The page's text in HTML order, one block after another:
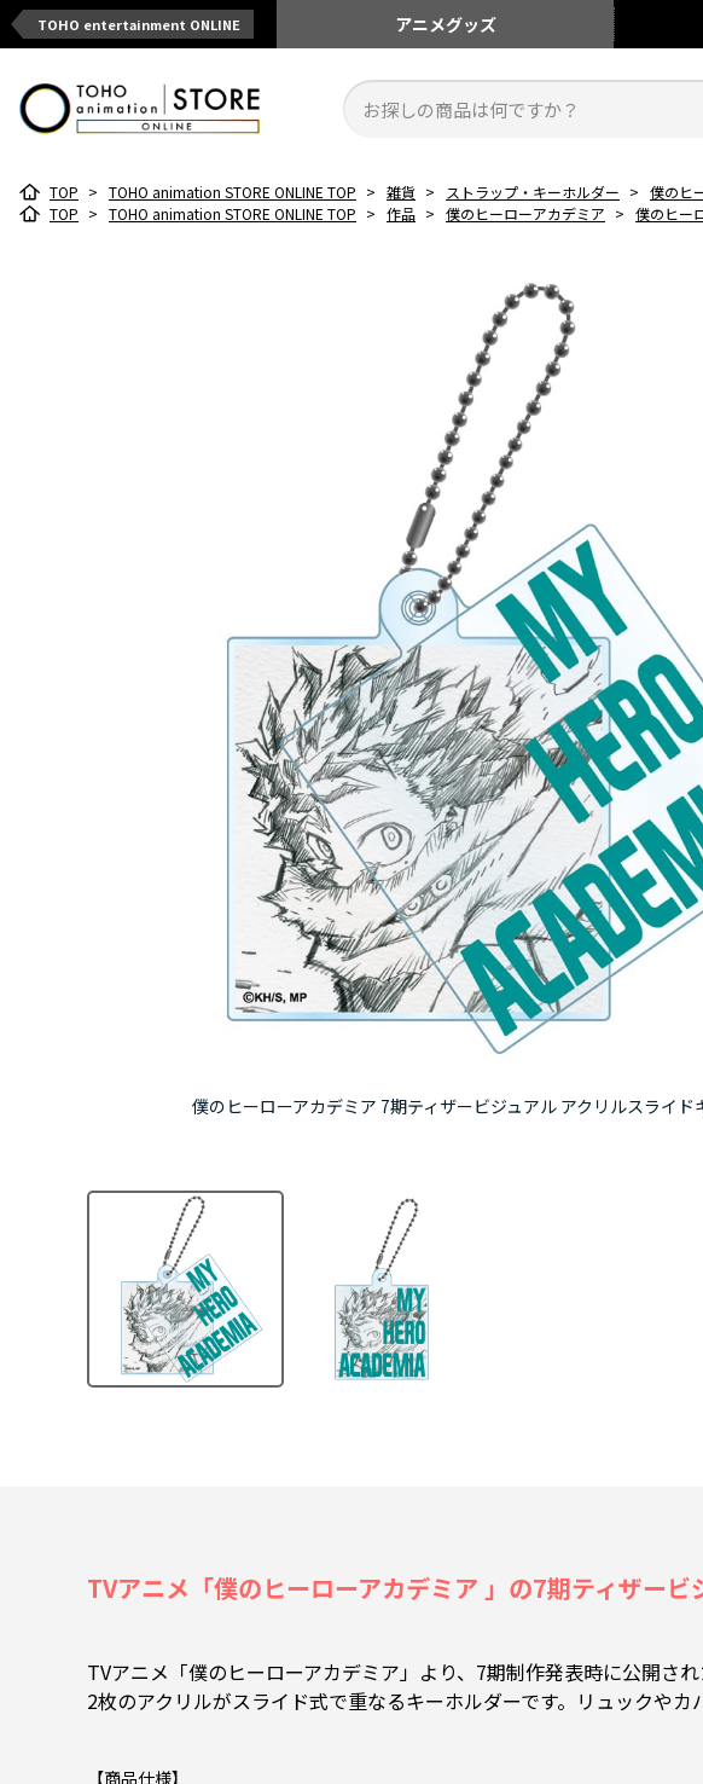
TOHO entertainment ONLINE アニメグッズ
TOP > TOHO animation STORE ONLINE TOP > 雑貨 > ストラップ・キーホルダー > 僕のヒ
TOP > TOHO animation STORE ONLINE TOP > 作品 > 僕のヒーローアカデミア > 僕のヒー
僕のヒーローアカデミア 7期ティザービジュアル アクリルスライド
TVアニメ「僕のヒーローアカデミア 」の7期ティザー
TVアニメ「僕のヒーローアカデミア」より、7期制作発表時に公開さ
2枚のアクリルがスライド式で重なるキーホルダーです。リュックやカ
【商品仕様】